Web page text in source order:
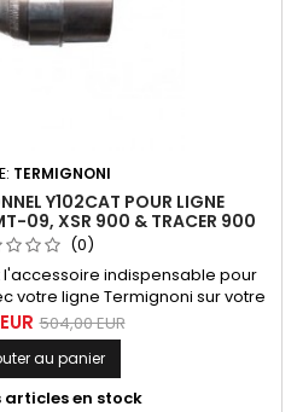
TERMIGNONI
Y102CAT POUR LIGNE
09, XSR 900 & TRACER 900
(0)
l'accessoire indispensable pour
votre ligne Termignoni sur votre
Tracer 900 ou Tracer 900 GT.
de production, il s'intègre
Y102090 et est livré avec son
4? garantie d'une conformité...
504,00 EUR
au panier
articles en stock